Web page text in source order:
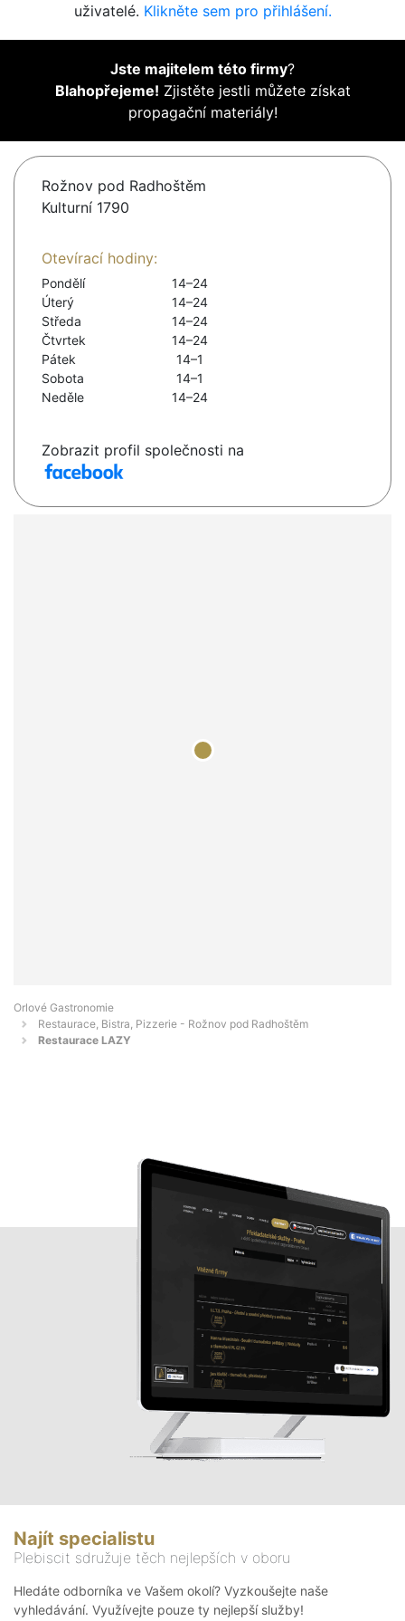
uživatelé. Klikněte sem pro přihlášení.
Jste majitelem této firmy?
Blahopřejeme! Zjistěte jestli můžete získat
propagační materiály!
Rožnov pod Radhoštěm
Kulturní 1790
Otevírací hodiny:
Pondělí
14–24
Úterý
14–24
Středa
14–24
Čtvrtek
14–24
Pátek
14–1
Sobota
14–1
Neděle
14–24
Zobrazit profil společnosti na
Orlové Gastronomie
Restaurace, Bistra, Pizzerie - Rožnov pod Radhoštěm
Restaurace LAZY
Najít specialistu
Plebiscit sdružuje těch nejlepších v oboru
Hledáte odborníka ve Vašem okolí? Vyzkoušejte naše
vyhledávání. Využívejte pouze ty nejlepší služby!